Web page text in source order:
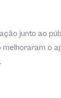
junto ao
o